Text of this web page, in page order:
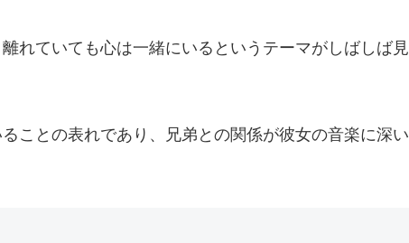
れていても心は一緒にいるというテーマがしばしば見
ことの表れであり、兄弟との関係が彼女の音楽に深い